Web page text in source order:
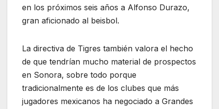
en los próximos seis años a Alfonso Durazo,
gran aficionado al beisbol.
La directiva de Tigres también valora el hecho
de que tendrían mucho material de prospectos
en Sonora, sobre todo porque
tradicionalmente es de los clubes que más
jugadores mexicanos ha negociado a Grandes